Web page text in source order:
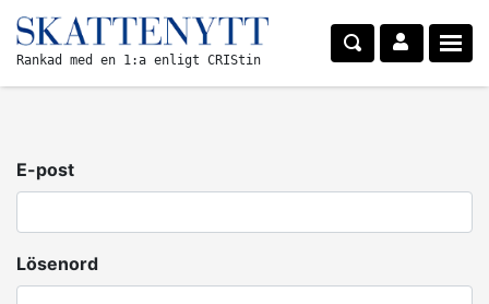
Rankad med en 1:a enligt CRIStin
E-post
Lösenord